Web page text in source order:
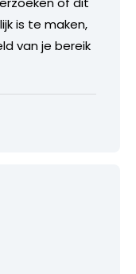
is te maken,
van je bereik